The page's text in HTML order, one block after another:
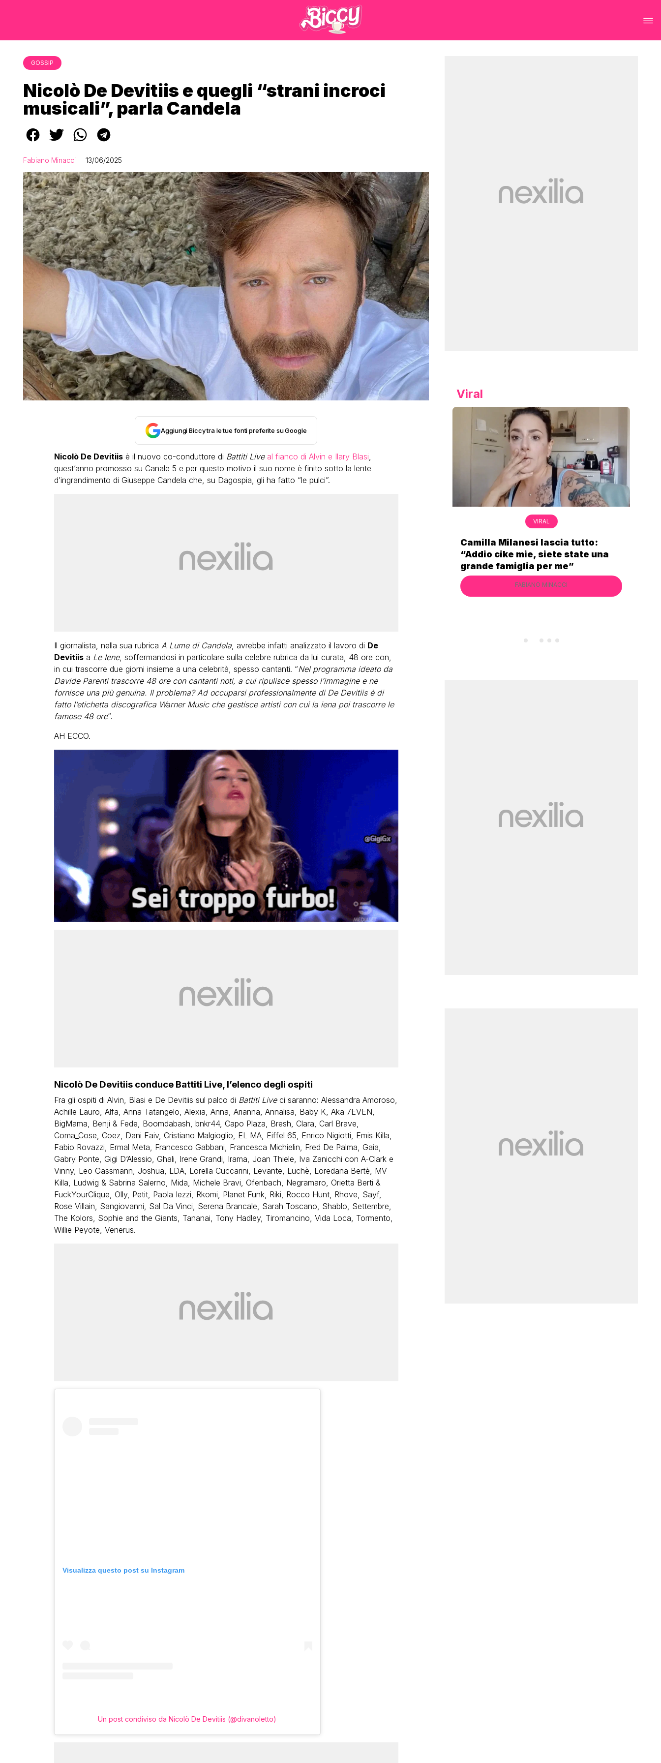
GOSSIP
Nicolò De Devitiis e quegli “strani incroci
musicali”, parla Candela
Fabiano Minacci 13/06/2025
Aggiungi Biccy tra le tue fonti preferite su Google
Nicolò De Devitiisè il nuovo co-conduttore di Battiti Live al fianco di Alvin e Ilary Blasi,
quest’anno promosso su Canale 5 e per questo motivo il suo nome è finito sotto la lente
d’ingrandimento di Giuseppe Candela che, su Dagospia, gli ha fatto “le pulci”.
Il giornalista, nella sua rubrica A Lume di Candela, avrebbe infatti analizzato il lavoro di De
Devitiisa Le Iene, soffermandosi in particolare sulla celebre rubrica da lui curata, 48 ore con,
in cui trascorre due giorni insieme a una celebrità, spesso cantanti. “Nel programma ideato da
Davide Parenti trascorre 48 ore con cantanti noti, a cui ripulisce spesso l’immagine e ne
fornisce una più genuina. Il problema? Ad occuparsi professionalmente di De Devitiis è di
fatto l’etichetta discografica Warner Music che gestisce artisti con cui la iena poi trascorre le
famose 48 ore“.
AH ECCO.
Nicolò De Devitiis conduce Battiti Live, l’elenco degli ospiti
Fra gli ospiti di Alvin, Blasi e De Devitiis sul palco di Battiti Liveci saranno: Alessandra Amoroso,
Achille Lauro, Alfa, Anna Tatangelo, Alexia, Anna, Arianna, Annalisa, Baby K, Aka 7EVEN,
BigMama, Benji & Fede, Boomdabash, bnkr44, Capo Plaza, Bresh, Clara, Carl Brave,
Coma_Cose, Coez, Dani Faiv, Cristiano Malgioglio, EL MA, Eiffel 65, Enrico Nigiotti, Emis Killa,
Fabio Rovazzi, Ermal Meta, Francesco Gabbani, Francesca Michielin, Fred De Palma, Gaia,
Gabry Ponte, Gigi D’Alessio, Ghali, Irene Grandi, Irama, Joan Thiele, Iva Zanicchi con A-Clark e
Vinny, Leo Gassmann, Joshua, LDA, Lorella Cuccarini, Levante, Luchè, Loredana Bertè, MV
Killa, Ludwig & Sabrina Salerno, Mida, Michele Bravi, Ofenbach, Negramaro, Orietta Berti &
FuckYourClique, Olly, Petit, Paola Iezzi, Rkomi, Planet Funk, Riki, Rocco Hunt, Rhove, Sayf,
Rose Villain, Sangiovanni, Sal Da Vinci, Serena Brancale, Sarah Toscano, Shablo, Settembre,
The Kolors, Sophie and the Giants, Tananai, Tony Hadley, Tiromancino, Vida Loca, Tormento,
Willie Peyote, Venerus.
Visualizza questo post su Instagram
Un post condiviso da Nicolò De Devitiis (@divanoletto)
Viral
compleanno con tutte le grandi
dive compie 15 anni: il video
VIRAL
Bimba Bum del Gabibbo è tornata
virale nell’estate della chiusura
definitiva di Striscia la Notizia
FABIANO MINACCI